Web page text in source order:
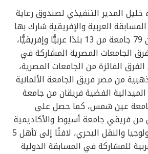
خليل المدير التنفيذي لصندوق رعاية
المسابقة العربية والإفريقية شارك بها
أكثر من 140 فريقًا من 79 جامعة من 13 بلدًا عربيًّا وإفريقيًّا،
الجامعات المصرية المشاركة في
الفائزة من الجامعات المصرية،
من مصر فريق الجامعة الألمانية
الفضية فريقان من جامعة
عين شمس، كما حصل على
من فريقي جامعة أسيوط والأكاديمية
العربية للعلوم والتكنولوجيا والنقل البحري، لافتًا إلى تأهل 5
و7 فرق عربية للمشاركة في المسابقة الدولية